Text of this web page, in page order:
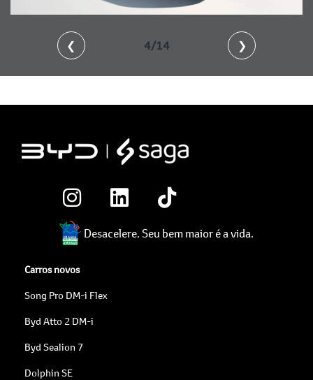
❮ 4/14 ❯
Desacelere. Seu bem maior é a vida.
Carros novos
Song Pro DM-i Flex
Byd Atto 2 DM-i
Byd Sealion 7
Dolphin SE